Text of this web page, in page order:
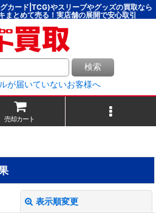
カード|TCG)やスリーブやグッズの買取なら
まとめて売る！実店舗の展開で安心取引
検索
が届いていないお客様へ
売却カート
表示順変更